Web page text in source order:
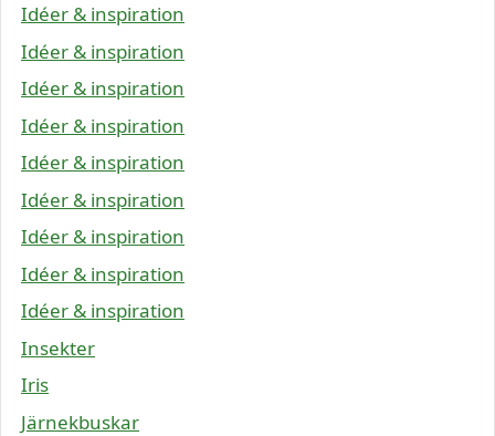
Idéer & inspiration
Idéer & inspiration
Idéer & inspiration
Idéer & inspiration
Idéer & inspiration
Idéer & inspiration
Idéer & inspiration
Idéer & inspiration
Idéer & inspiration
Insekter
Iris
Järnekbuskar